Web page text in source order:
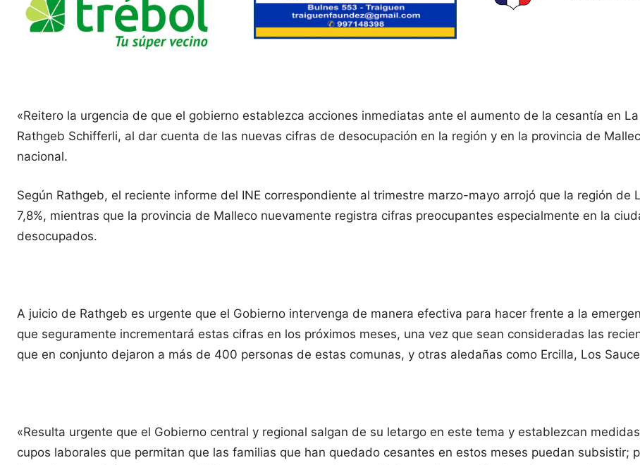
«Reitero la urgencia de que el gobierno establezca acciones inmediatas ante el aumento de la cesantía en
Rathgeb Schifferli, al dar cuenta de las nuevas cifras de desocupación en la región y en la provincia de
nacional.
Según Rathgeb, el reciente informe del INE correspondiente al trimestre marzo-mayo arrojó que la región
7,8%, mientras que la provincia de Malleco nuevamente registra cifras preocupantes especialmente en la
desocupados.
A juicio de Rathgeb es urgente que el Gobierno intervenga de manera efectiva para hacer frente a la
que seguramente incrementará estas cifras en los próximos meses, una vez que sean consideradas las
que en conjunto dejaron a más de 400 personas de estas comunas, y otras aledañas como Ercilla, Los
«Resulta urgente que el Gobierno central y regional salgan de su letargo en este tema y establezcan
cupos laborales que permitan que las familias que han quedado cesantes en estos meses puedan subsistir;